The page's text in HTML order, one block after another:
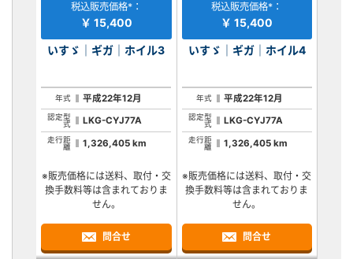
税込販売価格*：
￥ 15,400
いすゞ｜ギガ｜ホイル3
年式 平成22年12月
認定型
式
LKG-CYJ77A
走行距
離
1,326,405 km
※販売価格には送料、取付・交
換手数料等は含まれておりま
せん。
問合せ
税込販売価格*：
￥ 15,400
いすゞ｜ギガ｜ホイル4
年式 平成22年12月
認定型
式
LKG-CYJ77A
走行距
離
1,326,405 km
※販売価格には送料、取付・交
換手数料等は含まれておりま
せん。
問合せ